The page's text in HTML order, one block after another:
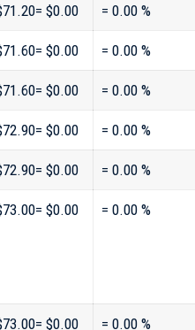
$0.00 = 0.00 %
$0.00 = 0.00 %
$0.00 = 0.00 %
$0.00 = 0.00 %
$0.00 = 0.00 %
$0.00 = 0.00 %
$0.00 = 0.00 %